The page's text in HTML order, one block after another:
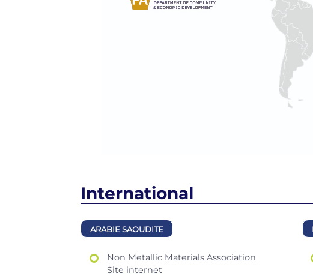
International
ARABIE SAOUDITE
Non Metallic Materials Association
Site internet